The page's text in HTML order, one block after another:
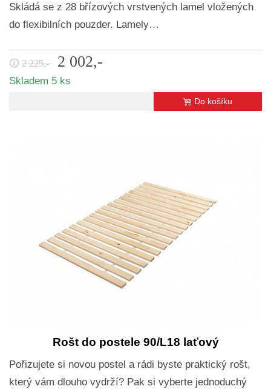
Skládá se z 28 břízových vrstvených lamel vložených
do flexibilních pouzder. Lamely…
🛈 2 225,- 2 002,-
Skladem 5 ks
Do košíku
Rošt do postele 90/L18 laťový
Pořizujete si novou postel a rádi byste praktický rošt,
který vám dlouho vydrží? Pak si vyberte jednoduchý